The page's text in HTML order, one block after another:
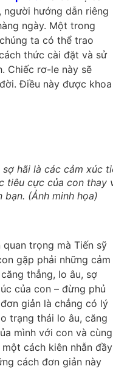
người hướng dẫn riêng
ngày. Một trong
ta có thể trao
thức cài đặt và sử
Chiếc rơ-le này sẽ
Điều này được khoa
hãi là các cảm xúc
tiêu cực của con thay
bạn. (Ảnh minh họa)
trọng mà Tiến sỹ
gặp phải những cảm
thẳng, lo âu, sợ
của con – đừng phủ
giản là chẳng có lý
trạng thái lo âu, căng
mình với con và cùng
cách kiên nhẫn đầy
cách đơn giản này